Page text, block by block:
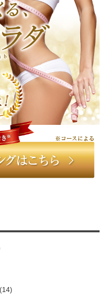
(14)